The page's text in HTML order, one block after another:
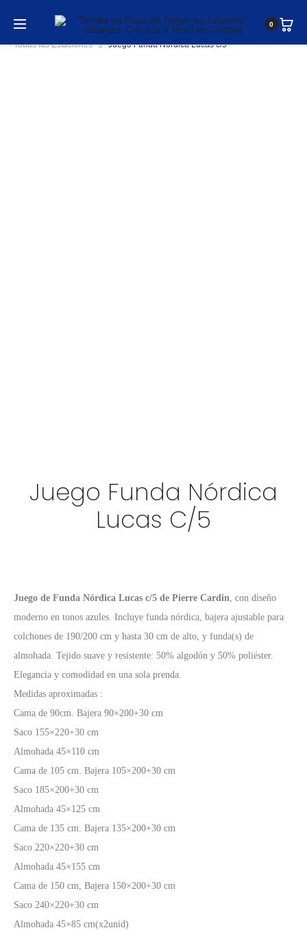
0
Inicio Ropa de Cama Sábanas - Juego Completo para
Todas las Estaciones Juego Funda Nórdica Lucas c/5
Juego Funda Nórdica
Lucas C/5
Juego de Funda Nórdica Lucas c/5 de Pierre Cardin, con diseño
moderno en tonos azules. Incluye funda nórdica, bajera ajustable para
colchones de 190/200 cm y hasta 30 cm de alto, y funda(s) de
almohada. Tejido suave y resistente: 50% algodón y 50% poliéster.
Elegancia y comodidad en una sola prenda.
Medidas aproximadas :
Cama de 90cm. Bajera 90×200+30 cm
Saco 155×220+30 cm
Almohada 45×110 cm
Cama de 105 cm. Bajera 105×200+30 cm
Saco 185×200+30 cm
Almohada 45×125 cm
Cama de 135 cm. Bajera 135×200+30 cm
Saco 220×220+30 cm
Almohada 45×155 cm
Cama de 150 cm, Bajera 150×200+30 cm
Saco 240×220+30 cm
Almohada 45×85 cm(x2unid)